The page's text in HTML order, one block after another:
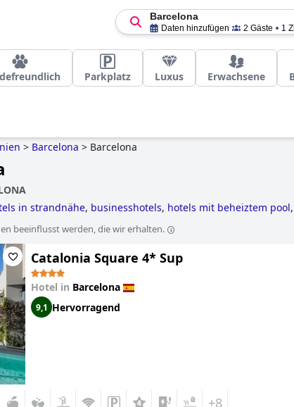
Barcelona
Daten hinzufügen 2 Gäste 1
Parkplatz Luxus Erwachsene
> Barcelona > Barcelona
in strandnähe, businesshotels, hotels mit beheiztem pool,
beeinflusst werden, die wir erhalten.
Catalonia Square 4* Sup
Hotel in Barcelona
9,1 Hervorragend
+8